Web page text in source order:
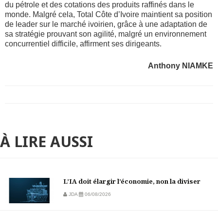
du pétrole etdes cotations des produits raffinés dans le
monde. Malgré cela, Total Côte d’Ivoire maintient sa position
de leader sur le marché ivoirien, grâce à une adaptation de
sa stratégie prouvant son agilité, malgré un environnement
concurrentiel difficile, affirment ses dirigeants.
Anthony NIAMKE
À LIRE AUSSI
L’IA doit élargir l’économie, non la diviser
JDA 06/08/2026